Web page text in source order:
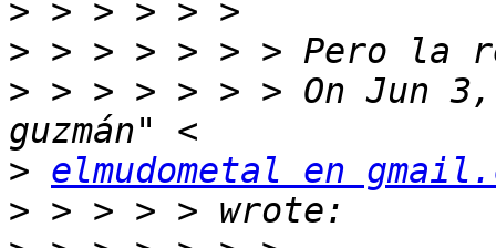
>
>
> > > > > > > On Jun 3,
> elmudometal en
>